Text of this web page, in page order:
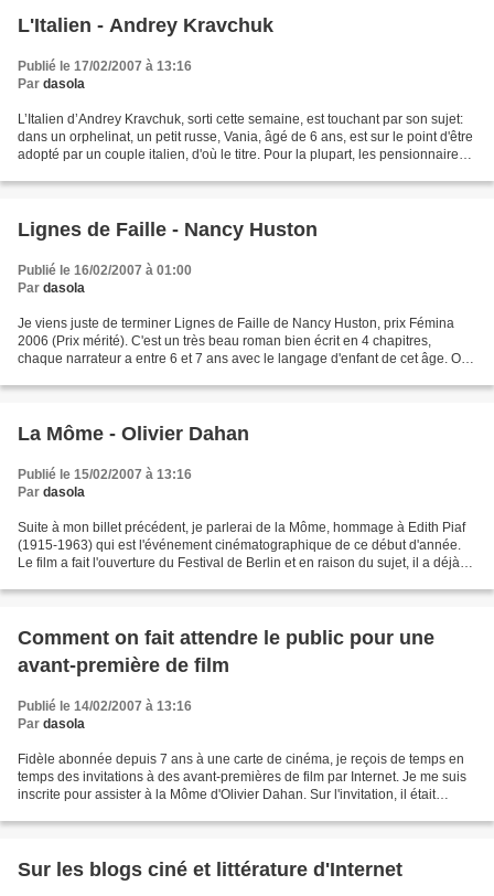
L'Italien - Andrey Kravchuk
Publié le 17/02/2007 à 13:16
Par dasola
L’Italien d’Andrey Kravchuk, sorti cette semaine, est touchant par son sujet:
dans un orphelinat, un petit russe, Vania, âgé de 6 ans, est sur le point d'être
adopté par un couple italien, d'où le titre. Pour la plupart, les pensionnaires
Lignes de Faille - Nancy Huston
Publié le 16/02/2007 à 01:00
Par dasola
Je viens juste de terminer Lignes de Faille de Nancy Huston, prix Fémina
2006 (Prix mérité). C'est un très beau roman bien écrit en 4 chapitres,
chaque narrateur a entre 6 et 7 ans avec le langage d'enfant de cet âge. On
La Môme - Olivier Dahan
Publié le 15/02/2007 à 13:16
Par dasola
Suite à mon billet précédent, je parlerai de la Môme, hommage à Edith Piaf
(1915-1963) qui est l'événement cinématographique de ce début d'année.
Le film a fait l'ouverture du Festival de Berlin et en raison du sujet, il a déjà
Comment on fait attendre le public pour une
avant-première de film
Publié le 14/02/2007 à 13:16
Par dasola
Fidèle abonnée depuis 7 ans à une carte de cinéma, je reçois de temps en
temps des invitations à des avant-premières de film par Internet. Je me suis
inscrite pour assister à la Môme d'Olivier Dahan. Sur l'invitation, il était
Sur les blogs ciné et littérature d'Internet